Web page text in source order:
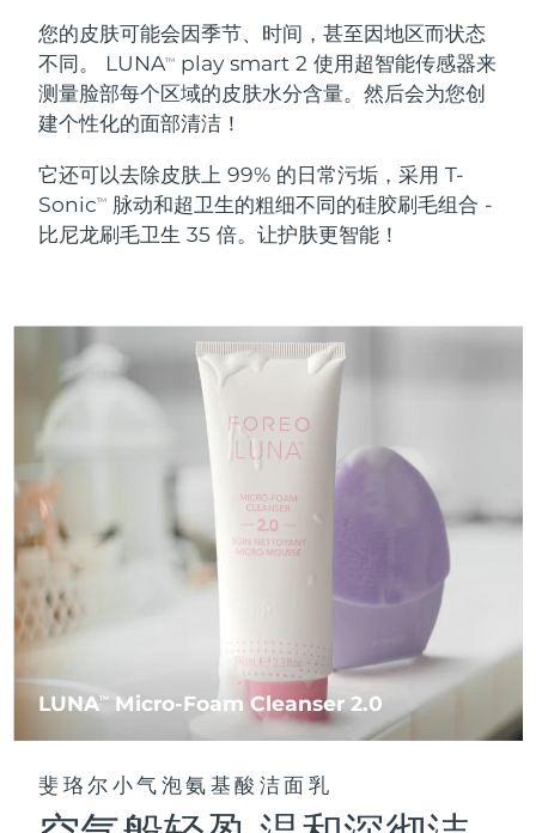
您的皮肤可能会因季节、时间，甚至因地区而状态
不同。 LUNATM
play smart 2 使用超智能传感器来
测量脸部每个区域的皮肤水分含量。然后会为您创
建个性化的面部清洁！
它还可以去除皮肤上 99% 的日常污垢，采用 T-
SonicTM
脉动和超卫生的粗细不同的硅胶刷毛组合 -
比尼龙刷毛卫生 35 倍。让护肤更智能！
LUNATM Micro-Foam Cleanser 2.0
斐珞尔小气泡氨基酸洁面乳
面部清洁
LUNA™ 4 套装
Anti-aging massage
LUNA™ 4 Plus
LUNA™ 4 Men
For men, anti-aging massage
LUNA™ 4 mini
For young skin, T-zone
LUNA™ 4 go
LUNA™ 护肤
Premium cleansers & balm
紧致提拉
BEAR™ 2 套装
Microcurrent toning
BEAR™ 2 go
BEAR™ 2 eyes & lips
Microcurrent line smoothing device
面部提拉护理
Premium anti-aging skincare
BEAR™ 设备
补水保湿
UFO™ 3 套装
UFO™ 3 LED
Near-infrared and red light therapy
UFO™ 3 mini
Red light therapy device for young skin
Portable red light therapy
面膜
口腔护理
issa™ 4
issa™ 4 plus
Smart hybrid silicone sonic toothbrush
issa™ 4 smile
Hybrid silicone sonic toothbrush
For ages 0-3
issa™ Teeth Whitening Set
抗老
FAQ™ 101
Clinical anti-aging
FAQ™ 102
FAQ™ 103
Luxurious clinical anti-aging set
FAQ™ P1 Primer
LED治疗
NEW
FAQ™ 201
FAQ™ 202
FAQ™ 211
Anti-aging neck & décolleté LED mask
FAQ™ 221
生发
LED hair strengthening scalp massager
FAQ™ Scalp Serum
肌肤年轻化
Full-Spectrum Red Light Therapy
FAQ™ 502
保健品
NEW
专业治疗
比利时 预计送达日期8/8/26
百慕大
波斯尼亚和黑塞哥维那 预计送达日期 8/11/26
文莱 预计送达日期
加拿大 预计送达日期
智利
中国 预计送达日期
哥伦比亚 8/12/26
克罗地亚 预计送达日期8/8/26
塞浦路斯 预计送达日期
捷克 8/8/26
丹麦 预计送达日期8/8/26
爱沙尼亚